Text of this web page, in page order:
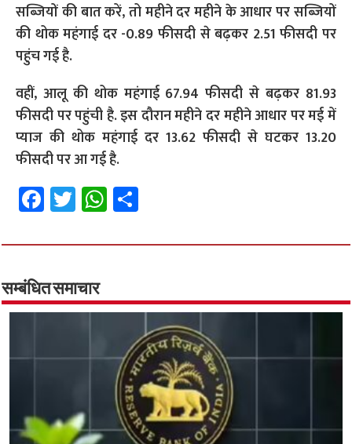
सब्जियों की बात करें, तो महीने दर महीने के आधार पर सब्जियों
की थोक महंगाई दर -0.89 फीसदी से बढ़कर 2.51 फीसदी पर
पहुंच गई है.
वहीं, आलू की थोक महंगाई 67.94 फीसदी से बढ़कर 81.93
फीसदी पर पहुंची है. इस दौरान महीने दर महीने आधार पर मई में
प्याज की थोक महंगाई दर 13.62 फीसदी से घटकर 13.20
फीसदी पर आ गई है.
Fa
ce
b
o
o
k
T
wi
tt
er
W
h
at
p
p
ar
सम्बंधित समाचार